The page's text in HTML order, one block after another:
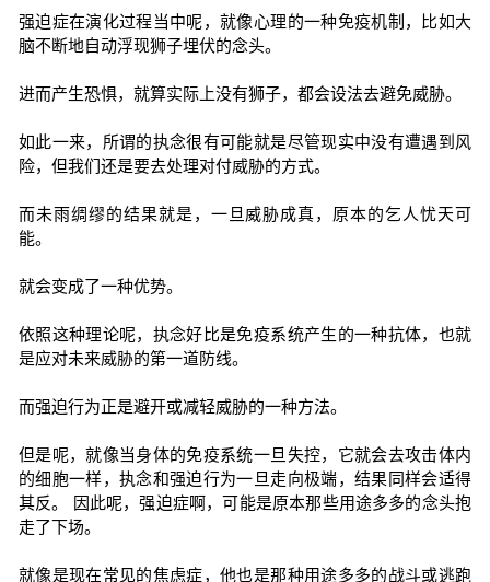
强迫症在演化过程当中呢，就像心理的一种免疫机制，比如大
脑不断地自动浮现狮子埋伏的念头。
进而产生恐惧，就算实际上没有狮子，都会设法去避免威胁。
如此一来，所谓的执念很有可能就是尽管现实中没有遭遇到风
险，但我们还是要去处理对付威胁的方式。
而未雨绸缪的结果就是，一旦威胁成真，原本的乞人忧天可
能。
就会变成了一种优势。
依照这种理论呢，执念好比是免疫系统产生的一种抗体，也就
是应对未来威胁的第一道防线。
而强迫行为正是避开或减轻威胁的一种方法。
但是呢，就像当身体的免疫系统一旦失控，它就会去攻击体内
的细胞一样，执念和强迫行为一旦走向极端，结果同样会适得
其反。 因此呢，强迫症啊，可能是原本那些用途多多的念头抱
走了下场。
就像是现在常见的焦虑症，他也是那种用途多多的战斗或逃跑